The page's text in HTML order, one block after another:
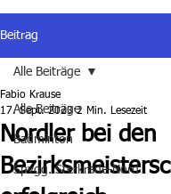
Beitrag
Alle Beiträge
Badminton
Spvgg. Sterkrade-Nord
Alle Beiträge
Nordler bei den
Fabio Krause
17. Sept. 2023 2 Min. Lesezeit